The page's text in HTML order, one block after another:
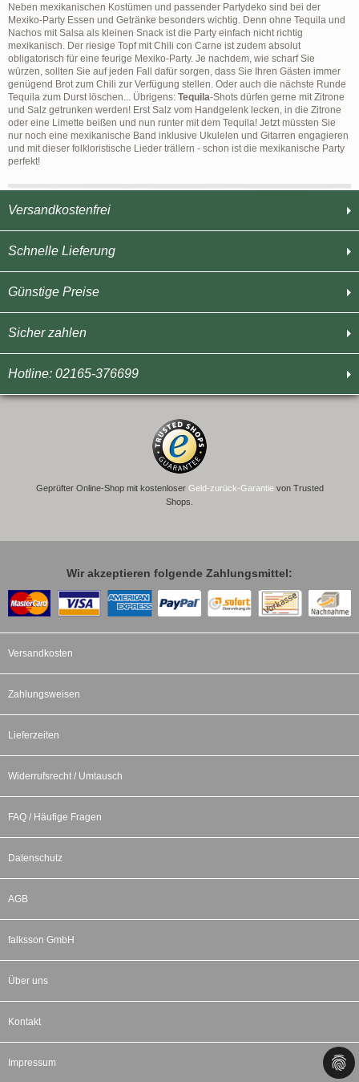
Versandkostenfrei
Schnelle Lieferung
Günstige Preise
Sicher zahlen
Hotline: 02165-376699
Neben mexikanischen Kostümen und passender Partydeko sind bei der
Mexiko-Party Essen und Getränke besonders wichtig. Denn ohne Tequila und
Nachos mit Salsa als kleinen Snack ist die Party einfach nicht richtig
mexikanisch. Der riesige Topf mit Chili con Carne ist zudem absolut
obligatorisch für eine feurige Mexiko-Party. Je nachdem, wie scharf Sie
würzen, sollten Sie auf jeden Fall dafür sorgen, dass Sie Ihren Gästen immer
genügend Brot zum Chili zur Verfügung stellen. Oder auch die nächste Runde
Tequila zum Durst löschen... Übrigens: Tequila-Shots dürfen gerne mit Zitrone
und Salz getrunken werden! Erst Salz vom Handgelenk lecken, in die Zitrone
oder eine Limette beißen und nun runter mit dem Tequila! Jetzt müssten Sie
nur noch eine mexikanische Band inklusive Ukulelen und Gitarren engagieren
und mit dieser folkloristische Lieder trällern - schon ist die mexikanische Party
perfekt!
Geprüfter Online-Shop mit kostenloser Geld-zurück-Garantievon Trusted
Shops.
Wir akzeptieren folgende Zahlungsmittel:
Versandkosten
Zahlungsweisen
Lieferzeiten
Widerrufsrecht / Umtausch
FAQ / Häufige Fragen
Datenschutz
AGB
falksson GmbH
Über uns
Kontakt
Impressum